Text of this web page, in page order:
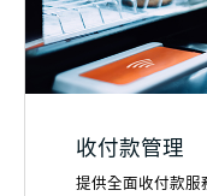
收付款管理
提供全面收付款服